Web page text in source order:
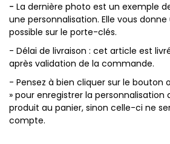
- La dernière photo est un exemple
une personnalisation. Elle vous
possible sur le porte-clés.
- Délai de livraison : cet article est
après validation de la commande.
- Pensez à bien cliquer sur le bouton
» pour enregistrer la personnalisation
produit au panier, sinon celle-ci ne
compte.